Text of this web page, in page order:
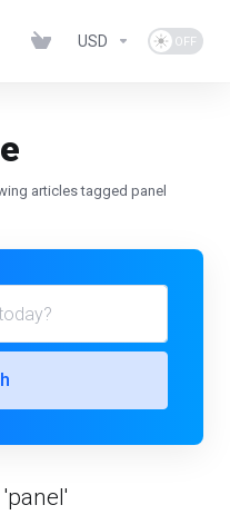
USD
articles tagged panel